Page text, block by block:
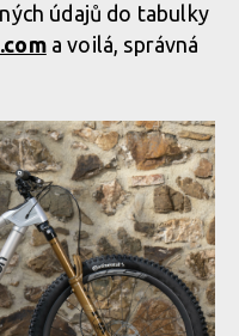
údajů do tabulky
a voilá, správná